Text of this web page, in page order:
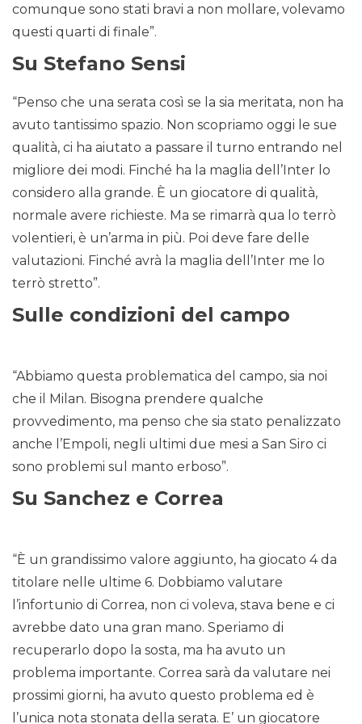
comunque sono stati bravi a non mollare, volevamo
questi quarti di finale”.
Su Stefano Sensi
“Penso che una serata così se la sia meritata, non ha
avuto tantissimo spazio. Non scopriamo oggi le sue
qualità, ci ha aiutato a passare il turno entrando nel
migliore dei modi. Finché ha la maglia dell’Inter lo
considero alla grande. È un giocatore di qualità,
normale avere richieste. Ma se rimarrà qua lo terrò
volentieri, è un’arma in più. Poi deve fare delle
valutazioni. Finché avrà la maglia dell’Inter me lo
terrò stretto”.
Sulle condizioni del campo
“Abbiamo questa problematica del campo, sia noi
che il Milan. Bisogna prendere qualche
provvedimento, ma penso che sia stato penalizzato
anche l’Empoli, negli ultimi due mesi a San Siro ci
sono problemi sul manto erboso”.
Su Sanchez e Correa
“È un grandissimo valore aggiunto, ha giocato 4 da
titolare nelle ultime 6. Dobbiamo valutare
l’infortunio di Correa, non ci voleva, stava bene e ci
avrebbe dato una gran mano. Speriamo di
recuperarlo dopo la sosta, ma ha avuto un
problema importante. Correa sarà da valutare nei
prossimi giorni, ha avuto questo problema ed è
l’unica nota stonata della serata. E’ un giocatore